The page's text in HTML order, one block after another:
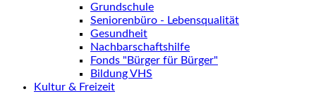
Grundschule
Seniorenbüro - Lebensqualität
Gesundheit
Nachbarschaftshilfe
Fonds "Bürger für Bürger"
Bildung VHS
Kultur & Freizeit